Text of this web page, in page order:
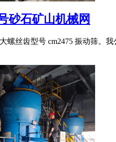
砂石矿山机械网
螺丝齿型号 cm2475 振动筛。